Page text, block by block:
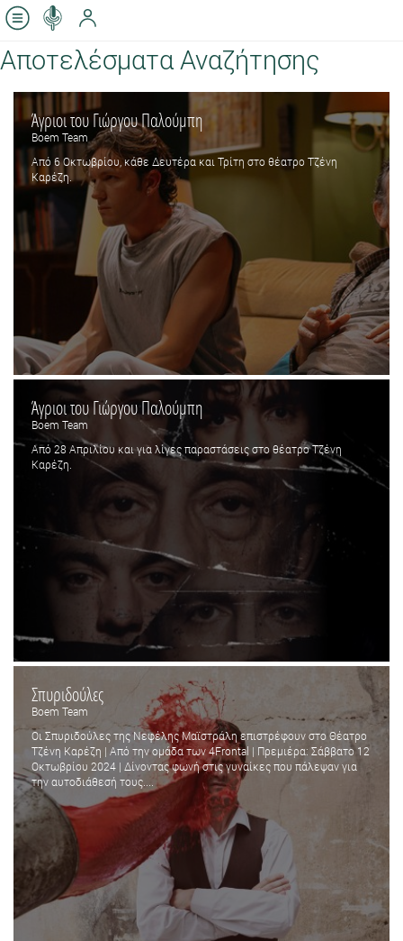
Αποτελέσματα Αναζήτησης
Άγριοι του Γιώργου Παλούμπη
Boem Team
Από 6 Οκτωβρίου, κάθε Δευτέρα και Τρίτη στο θέατρο Τζένη
Καρέζη.
Άγριοι του Γιώργου Παλούμπη
Boem Team
Από 28 Απριλίου και για λίγες παραστάσεις στο θέατρο Τζένη
Καρέζη.
Σπυριδούλες
Boem Team
Οι Σπυριδούλες της Νεφέλης Μαϊστράλη επιστρέφουν στο Θέατρο
Τζένη Καρέζη | Από την ομάδα των 4Frontal | Πρεμιέρα: Σάββατο 12
Οκτωβρίου 2024 | Δίνοντας φωνή στις γυναίκες που πάλεψαν για
την αυτοδιάθεσή τους....